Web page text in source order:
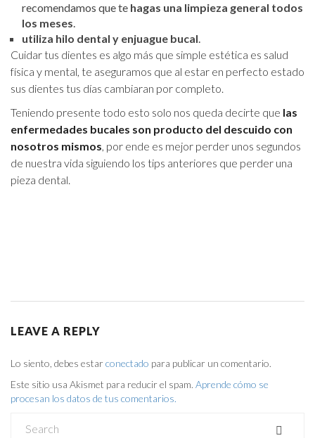
recomendamos que te hagas una limpieza general todos
los meses.
utiliza hilo dental y enjuague bucal.
Cuidar tus dientes es algo más que simple estética es salud
física y mental, te aseguramos que al estar en perfecto estado
sus dientes tus días cambiaran por completo.
Teniendo presente todo esto solo nos queda decirte que las
enfermedades bucales son producto del descuido con
nosotros mismos, por ende es mejor perder unos segundos
de nuestra vida siguiendo los tips anteriores que perder una
pieza dental.
LEAVE A REPLY
Lo siento, debes estarconectado para publicar un comentario.
Este sitio usa Akismet para reducir el spam. Aprende cómo se
procesan los datos de tus comentarios.